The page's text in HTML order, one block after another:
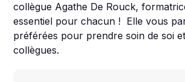
collègue Agathe De Rouck,
essentiel pour chacun ! Elle vous
préférées pour prendre soin de soi
collègues.